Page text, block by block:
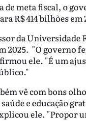
de meta fiscal, o
R$ 414 bilhões em
da Universidade
2025. "O governo
ele. "É um
vê com bons
e educação
ele. "Propor